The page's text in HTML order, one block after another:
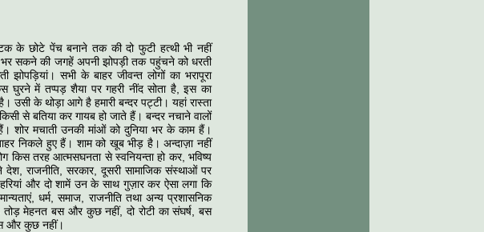
के छोटे पेंच बनाने तक की दो फुटी हत्थी भी नहीं
सकने की जगहें अपनी झोपड़ी तक पहुंचने को धरती
सभी के बाहर जीवन्त लोगों का भरापूरा
घुरने में तप्पड़ शैया पर गहरी नींद सोता है, इस का
के थोड़ा आगे है हमारी बन्दर पट्टी। यहां रास्ता
से बतिया कर गायब हो जाते हैं। बन्दर नचाने वालों
मचाती उनकी मांओं को दुनिया भर के काम हैं।
निकले हुए हैं। शाम को खूब भीड़ है। अन्दाज़ा नहीं
तरह आत्मसघनता से स्वनियन्ता हो कर, भविष्य
राजनीति, सरकार, दूसरी सामाजिक संस्थाओं पर
और दो शामें उन के साथ गुज़ार कर ऐसा लगा कि
धर्म, समाज, राजनीति तथा अन्य प्रशासनिक
मेहनत बस और कुछ नहीं, दो रोटी का संघर्ष, बस
और कुछ नहीं।